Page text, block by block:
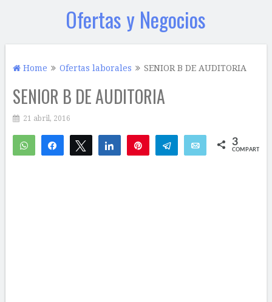
Ofertas y Negocios
Home Ofertas laborales SENIOR B DE AUDITORIA
SENIOR B DE AUDITORIA
21 abril, 2016
WhatsAppCompartirTwittear Compartir Telegram Email 3
COMPARTIR